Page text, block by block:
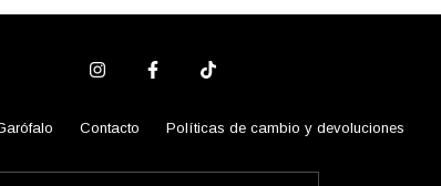
Contacto Políticas de cambio y devoluciones